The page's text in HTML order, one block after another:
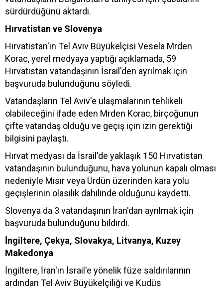
sürdürdüğünü aktardı.
Hırvatistan ve Slovenya
Hırvatistan'ın Tel Aviv Büyükelçisi Vesela Mrden
Korac, yerel medyaya yaptığı açıklamada, 59
Hırvatistan vatandaşının İsrail'den ayrılmak için
başvuruda bulunduğunu söyledi.
Vatandaşların Tel Aviv'e ulaşmalarının tehlikeli
olabileceğini ifade eden Mrden Korac, birçoğunun
çifte vatandaş olduğu ve geçiş için izin gerektiği
bilgisini paylaştı.
Hırvat medyası da İsrail'de yaklaşık 150 Hırvatistan
vatandaşının bulunduğunu, hava yolunun kapalı olması
nedeniyle Mısır veya Ürdün üzerinden kara yolu
geçişlerinin olasılık dahilinde olduğunu kaydetti.
Slovenya da 3 vatandaşının İran'dan ayrılmak için
başvuruda bulunduğunu bildirdi.
İngiltere, Çekya, Slovakya, Litvanya, Kuzey
Makedonya
İngiltere, İran'ın İsrail'e yönelik füze saldırılarının
ardından Tel Aviv Büyükelçiliği ve Kudüs